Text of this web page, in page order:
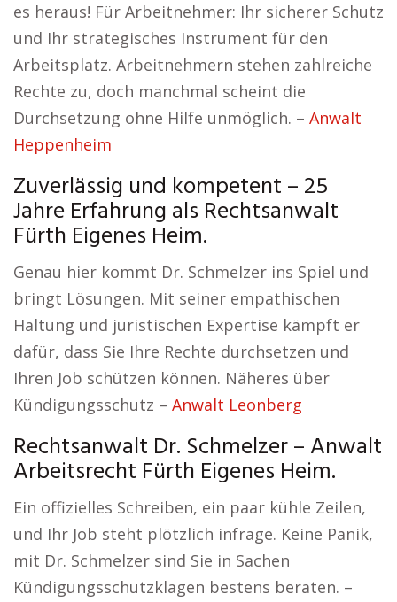
es heraus! Für Arbeitnehmer: Ihr sicherer Schutz
und Ihr strategisches Instrument für den
Arbeitsplatz. Arbeitnehmern stehen zahlreiche
Rechte zu, doch manchmal scheint die
Durchsetzung ohne Hilfe unmöglich. – Anwalt
Heppenheim
Zuverlässig und kompetent – 25
Jahre Erfahrung als Rechtsanwalt
Fürth Eigenes Heim.
Genau hier kommt Dr. Schmelzer ins Spiel und
bringt Lösungen. Mit seiner empathischen
Haltung und juristischen Expertise kämpft er
dafür, dass Sie Ihre Rechte durchsetzen und
Ihren Job schützen können. Näheres über
Kündigungsschutz – Anwalt Leonberg
Rechtsanwalt Dr. Schmelzer – Anwalt
Arbeitsrecht Fürth Eigenes Heim.
Ein offizielles Schreiben, ein paar kühle Zeilen,
und Ihr Job steht plötzlich infrage. Keine Panik,
mit Dr. Schmelzer sind Sie in Sachen
Kündigungsschutzklagen bestens beraten. –